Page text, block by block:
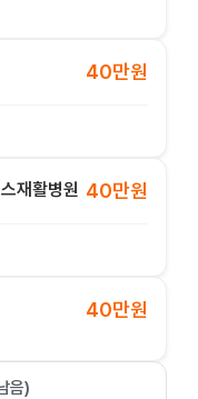
40만원
재활병원 40만원
40만원
음)